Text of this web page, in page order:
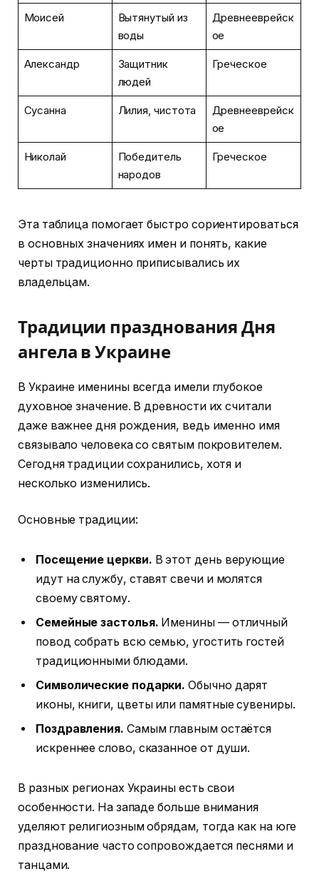
Моисей
Вытянутый из
воды
Древнееврейск
ое
Александр
Защитник
людей
Греческое
Сусанна Лилия, чистота
Древнееврейск
ое
Николай
Победитель
народов
Греческое
Эта таблица помогает быстро сориентироваться
в основных значениях имен и понять, какие
черты традиционно приписывались их
владельцам.
Традиции празднования Дня
ангела в Украине
В Украине именины всегда имели глубокое
духовное значение. В древности их считали
даже важнее дня рождения, ведь именно имя
связывало человека со святым покровителем.
Сегодня традиции сохранились, хотя и
несколько изменились.
Основные традиции:
Посещение церкви. В этот день верующие
идут на службу, ставят свечи и молятся
своему святому.
Семейные застолья. Именины — отличный
повод собрать всю семью, угостить гостей
традиционными блюдами.
Символические подарки. Обычно дарят
иконы, книги, цветы или памятные сувениры.
Поздравления. Самым главным остаётся
искреннее слово, сказанное от души.
В разных регионах Украины есть свои
особенности. На западе больше внимания
уделяют религиозным обрядам, тогда как на юге
празднование часто сопровождается песнями и
танцами.